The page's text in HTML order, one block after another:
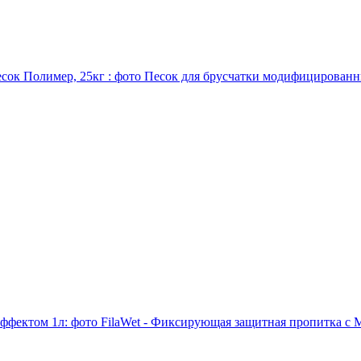
Песок для брусчатки
FilaWet - Фиксирующая защитная пропитка с